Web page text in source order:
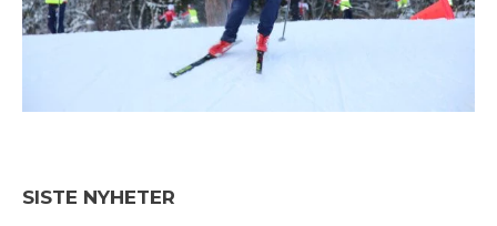
SISTE NYHETER